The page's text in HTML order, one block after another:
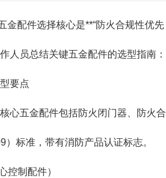
配件选择核心是**“防火合规性优先
人员总结关键五金配件的选型指南：
要点
五金配件包括防火闭门器、防火合
）标准，带有消防产品认证标志。
制配件）